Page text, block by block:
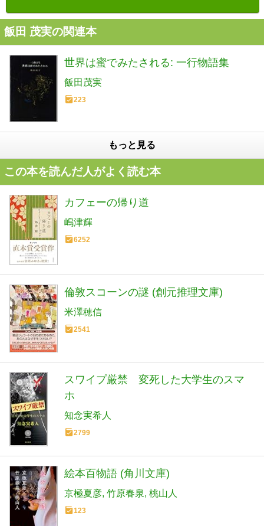
飯田 茂実の関連本
世界は蜜でみたされる: 一行物語集
飯田茂実
223
もっと見る
この本を読んだ人がよく読む本
カフェーの帰り道
嶋津輝
6252
倫敦スコーンの謎 (創元推理文庫)
米澤穂信
2541
スワイプ厳禁 変死した大学生のスマ
ホ
知念実希人
2799
絵本百物語 (角川文庫)
京極夏彦 竹原春泉 桃山人
123